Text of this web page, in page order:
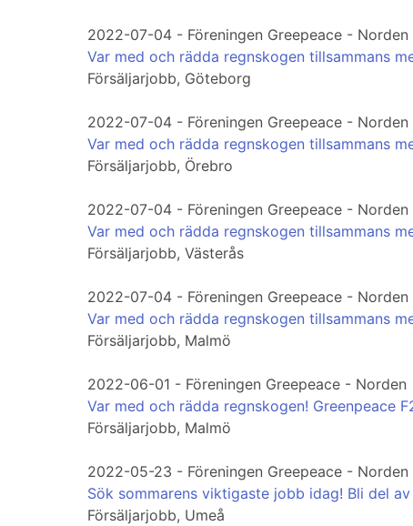
2022-07-04 - Föreningen Greepeace - Norden
Var med och rädda regnskogen tillsammans
Försäljarjobb, Göteborg
2022-07-04 - Föreningen Greepeace - Norden
Var med och rädda regnskogen tillsammans
Försäljarjobb, Örebro
2022-07-04 - Föreningen Greepeace - Norden
Var med och rädda regnskogen tillsammans
Försäljarjobb, Västerås
2022-07-04 - Föreningen Greepeace - Norden
Var med och rädda regnskogen tillsammans
Försäljarjobb, Malmö
2022-06-01 - Föreningen Greepeace - Norden
Var med och rädda regnskogen! Greenpeace
Försäljarjobb, Malmö
2022-05-23 - Föreningen Greepeace - Norden
Sök sommarens viktigaste jobb idag! Bli del av
Försäljarjobb, Umeå